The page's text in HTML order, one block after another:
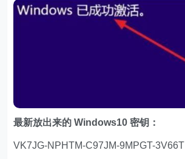
最新放出来的 Windows10 密钥：
VK7JG-NPHTM-C97JM-9MPGT-3V66T